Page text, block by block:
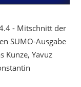
- Mitschnitt der
SUMO-Ausgabe
Kunze, Yavuz